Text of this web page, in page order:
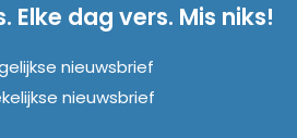
dag vers. Mis niks!
nieuwsbrief
nieuwsbrief